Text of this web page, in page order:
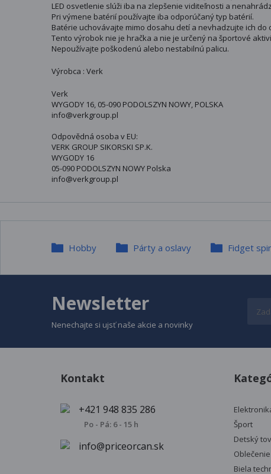
LED osvetlenie slúži iba na zlepšenie viditeľnosti a
Pri výmene batérií používajte iba odporúčaný typ batérií.
Batérie uchovávajte mimo dosahu detí a nevhadzujte ich do
Tento výrobok nie je hračka a nie je určený na športové
Nepoužívajte poškodenú alebo nestabilnú palicu.
Výrobca : Verk
Verk
WYGODY 16, 05-090 PODOLSZYN NOWY, POLSKA
info@verkgroup.pl
Odpovědná osoba v EU:
VERK GROUP SIKORSKI SP.K.
WYGODY 16
05-090 PODOLSZYN NOWY Polska
info@verkgroup.pl
Hobby Párty a oslavy Fidget
Newsletter
Nenechajte si ujsť naše akcie a novinky
Kontakt
+421 948 835 286
Po - Pá: 6 - 15 h
info@priceorcan.sk
Šport
Detský
Biela